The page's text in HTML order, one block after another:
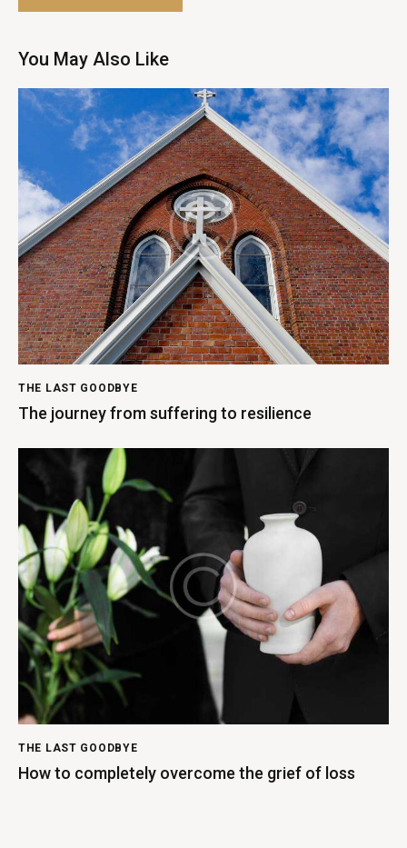
You May Also Like
THE LAST GOODBYE
The journey from suffering to resilience
THE LAST GOODBYE
How to completely overcome the grief of loss